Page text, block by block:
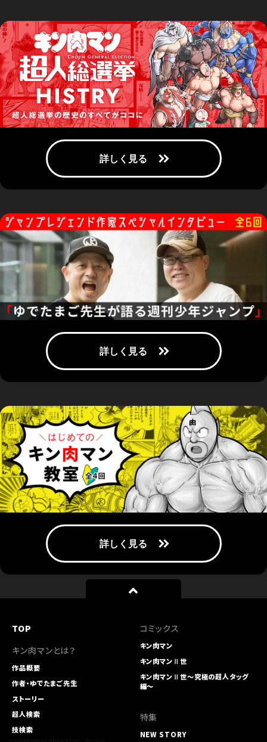
2026.04.27
『キン肉マン』大好き＆絵心ある芸人なすなかにし・中西茂樹の「超
人募集」漫談【サポーターキッド編】
2026.04.26
おぎぬまXのキン肉マンレビュー【第56巻編】～完璧超人始祖編、最
終決戦の幕開け!!～
2026.04.26
『キン肉マン』大好き作家・燃え殻×爪切男の先月の肉トーク!!
vol.56【コミックス派はネタバレ要注意!】
2026.04.07
2026.04.02
"ゆで原画"第40回！ まもなく発売『キン肉マン』最新JC92巻を読む
前に......前巻91巻をベストシーンでおさらい!!
2026.03.30
『キン肉マン』大好き＆絵心ある芸人なすなかにし・中西茂樹の「超
人募集」漫談【ハサマール編】
2026.03.29
おぎぬまXのキン肉マンレビュー【第55巻編】～永き因縁のエクスト
ラマッチ、開幕!!～
2026.03.29
『キン肉マン』大好き作家・燃え殻×爪切男の先月の肉トーク!!
上坂すみれが『AnimeJapan 2026』で『キン肉マン』関連イベントに
初登壇！ 「明日の試合で『キン肉マン』やタイガー・ジェット・シ
ンからいただく部分があるとすれば...」
2026.03.23
【4月3日最新92巻発売記念】小野大輔さん録りおろしボイス『キン肉
マン』キャラクターPVテリーマン編＆ザ・マシンガンズ 空白の三日
間無料公開のお知らせ
2026.03.05
マン、ストロング・ザ・武道など意外なキャラクターがランクイン
2026.02.22
おぎぬまXのキン肉マンレビュー【第54巻編】～正義vs正義！ テリ
ーマンに下された前代未聞のジャッジとは？
2026.02.22
『キン肉マン』大好き作家・燃え殻×爪切男の先月の肉トーク!!
vol.54【コミックス派はネタバレ要注意!】
2026.02.08
『キン肉マン』公式サイトで1月に最も検索されたのは誰？ 令和に
空高くから現れたスカイマンなのか!?
2026.01.25
TOP
キン肉マンとは？
作品概要
作者・ゆでたまご先生
ストーリー
超人検索
技検索
コミックス
キン肉マン
キン肉マンⅡ世
キン肉マンⅡ世～究極の超人タッグ
編～
特集
NEW STORY